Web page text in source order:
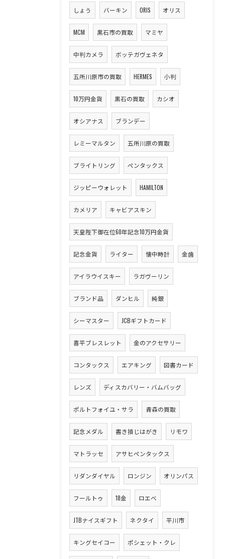
しょう バーキン ORIS オリス
MCM 黒石市の買取 マミヤ
中判カメラ ボッテガヴェネタ
五所川原市の買取 HERMES 小判
10万円金貨 黒石の買取 カシオ
オシアナス ブランデー
レミーマルタン 五所川原の買取
ブライトリング ペンタックス
ジッピーウォレット HAMILTON
カメリア キャビアスキン
天皇陛下御在位60年記念10万円金貨
記念金貨 ライター 懐中時計 金歯
アイラウイスキー ラガヴーリン
ブランド品 ダンヒル 純銀
シーマスター JCBギフトカード
喜平ブレスレット 金のアクセサリー
コンタックス エアキング 図書カード
レンズ ディスカバリー・バムバッグ
ポルトフォイユ・サラ 青森の買取
記念メダル 書き損じはがき リモワ
マトラッセ アサヒペンタックス
リダンダイヤル ロンジン オリンパス
フールトゥ 18金 ロエベ
JTBナイスギフト ネクタイ 平川市
キングセイコー ポシェット・クレ